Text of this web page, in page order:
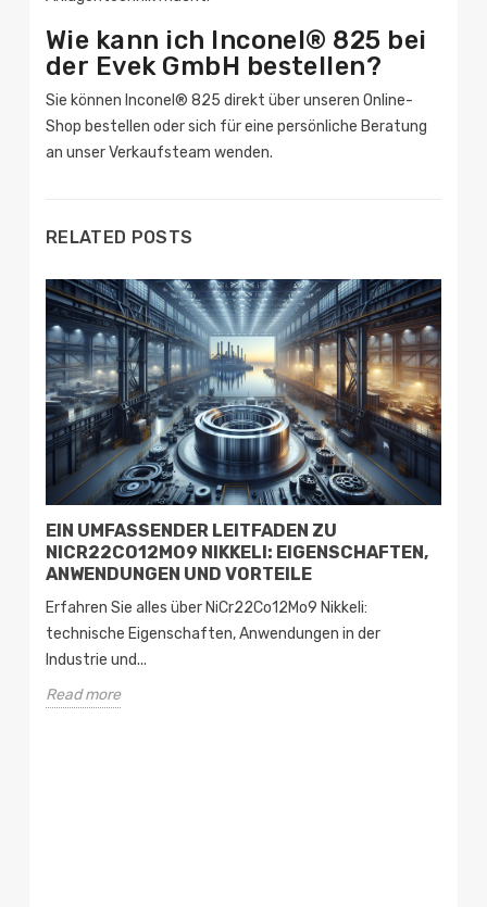
Wie kann ich Inconel® 825 bei
der Evek GmbH bestellen?
Sie können Inconel® 825 direkt über unseren Online-
Shop bestellen oder sich für eine persönliche Beratung
an unser Verkaufsteam wenden.
RELATED POSTS
EIN UMFASSENDER LEITFADEN ZU
NICR22CO12MO9 NIKKELI: EIGENSCHAFTEN,
ANWENDUNGEN UND VORTEILE
Erfahren Sie alles über NiCr22Co12Mo9 Nikkeli:
technische Eigenschaften, Anwendungen in der
Industrie und...
Read more